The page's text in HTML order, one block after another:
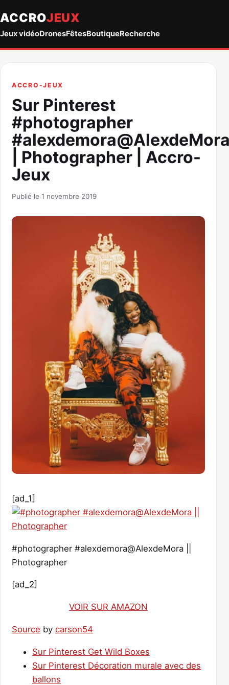
ACCROJEUX
Jeux vidéoDronesFêtesBoutiqueRecherche
ACCRO-JEUX
Sur Pinterest
#photographer
| Photographer | Accro-
Jeux
Publié le 1 novembre 2019
[ad_1]
#photographer #alexdemora@AlexdeMora ||
Photographer
[ad_2]
VOIR SUR AMAZON
Source by carson54
Sur Pinterest Get Wild Boxes
Sur Pinterest Décoration murale avec des
ballons